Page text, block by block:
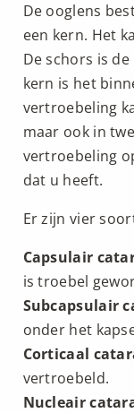
De ooglens
een kern. Het
De schors is
kern is het
vertroebeling
maar ook in
vertroebeling
dat u heeft.
Er zijn vier
Capsulair
is troebel
Subcapsulair
onder het
Corticaal
vertroebeld.
Nucleair